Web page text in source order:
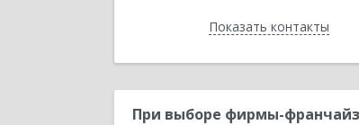
Показать контакты
Назад
При выборе фирмы-